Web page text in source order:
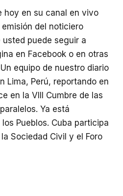
hoy en su canal en vivo
del noticiero
puede seguir a
en Facebook o en otras
equipo de nuestro diario
Lima, Perú, reportando en
en la VIII Cumbre de las
Ya está
Pueblos. Cuba participa
Sociedad Civil y el Foro